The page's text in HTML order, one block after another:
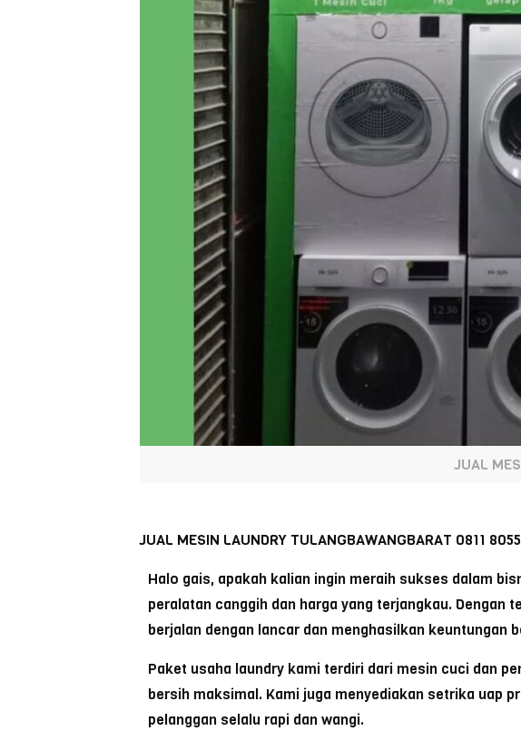
JUAL
JUAL MESIN LAUNDRY TULANGBAWANGBARAT 0811
Halo gais, apakah kalian ingin meraih sukses dalam
peralatan canggih dan harga yang terjangkau. Dengan
berjalan dengan lancar dan menghasilkan keuntungan
Paket usaha laundry kami terdiri dari mesin cuci dan
bersih maksimal. Kami juga menyediakan setrika uap
pelanggan selalu rapi dan wangi.